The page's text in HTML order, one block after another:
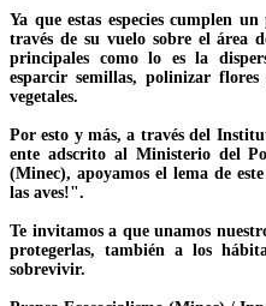
Ya que estas especies cumplen
través de su vuelo sobre el área
principales como lo es la
esparcir semillas, polinizar
vegetales.
Por esto y más, a través del
ente adscrito al Ministerio del
(Minec), apoyamos el lema de
las aves!".
Te invitamos a que unamos
protegerlas, también a los
sobrevivir.